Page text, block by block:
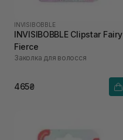
INVISIBOBBLE
INVISIBOBBLE Clipstar Fairy
Fierce
Заколка для волосся
465₴